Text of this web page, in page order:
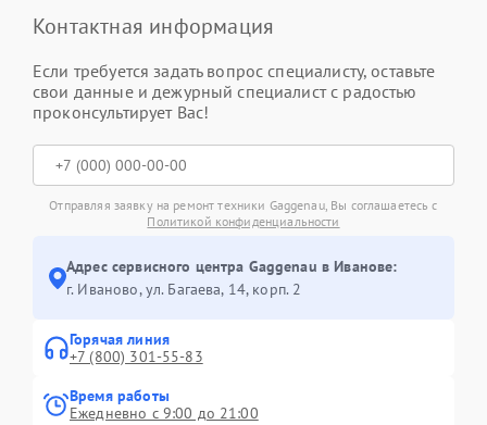
Контактная информация
Если требуется задать вопрос специалисту, оставьте
свои данные и дежурный специалист с радостью
проконсультирует Вас!
Отправляя заявку на ремонт техники Gaggenau, Вы соглашаетесь с
Политикой конфиденциальности
Адрес сервисного центра Gaggenau в Иванове:
г. Иваново, ул. Багаева, 14, корп. 2
Горячая линия
+7 (800) 301-55-83
Время работы
Ежедневно с 9:00 до 21:00